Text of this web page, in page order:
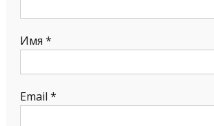
Имя *
Email *